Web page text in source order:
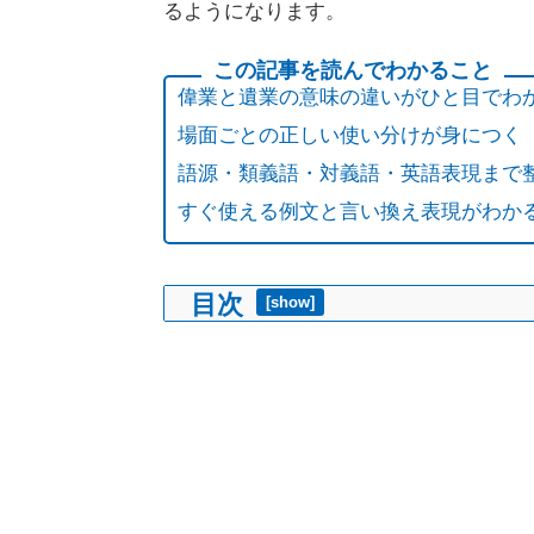
るようになります。
偉業と遺業の意味の違いがひと目でわ
場面ごとの正しい使い分けが身につく
語源・類義語・対義語・英語表現まで
すぐ使える例文と言い換え表現がわか
目次 [show]